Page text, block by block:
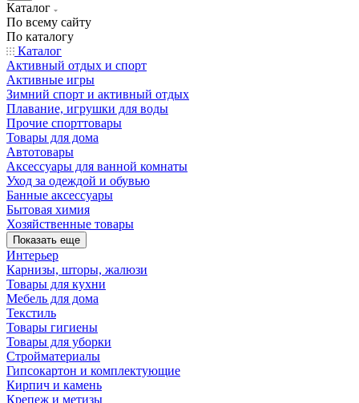
Каталог
По всему сайту
По каталогу
Каталог
Активный отдых и спорт
Активные игры
Зимний спорт и активный отдых
Плавание, игрушки для воды
Прочие спорттовары
Товары для дома
Автотовары
Аксессуары для ванной комнаты
Уход за одеждой и обувью
Банные аксессуары
Бытовая химия
Хозяйственные товары
Показать еще
Интерьер
Карнизы, шторы, жалюзи
Товары для кухни
Мебель для дома
Текстиль
Товары гигиены
Товары для уборки
Стройматериалы
Гипсокартон и комплектующие
Кирпич и камень
Крепеж и метизы